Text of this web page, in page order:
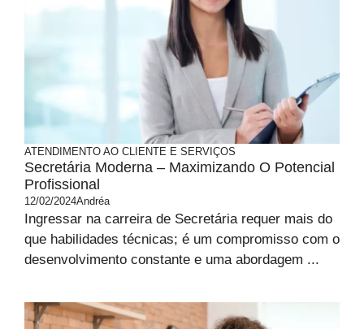
ATENDIMENTO AO CLIENTE E SERVIÇOS
Secretária Moderna – Maximizando O Potencial
Profissional
12/02/2024Andréa
Ingressar na carreira de Secretária requer mais do
que habilidades técnicas; é um compromisso com o
desenvolvimento constante e uma abordagem ...